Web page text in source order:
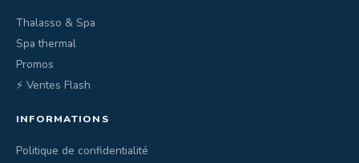
Thalasso & Spa
Spa thermal
Promos
⚡ Ventes Flash
INFORMATIONS
Politique de confidentialité